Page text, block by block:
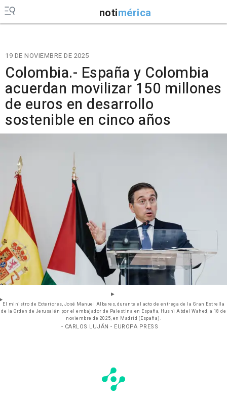
notimérica
19 DE NOVIEMBRE DE 2025
Colombia.- España y Colombia
acuerdan movilizar 150 millones
de euros en desarrollo
sostenible en cinco años
El ministro de Exteriores, José Manuel Albares, durante el acto de entrega de la Gran Estrella
de la Orden de Jerusalén por el embajador de Palestina en España, Husni Abdel Wahed, a 18 de
noviembre de 2025, en Madrid (España).
- CARLOS LUJÁN - EUROPA PRESS